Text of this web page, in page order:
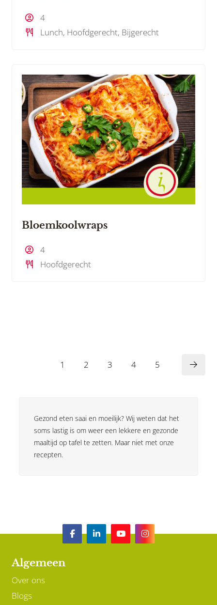
4
Lunch, Hoofdgerecht, Bijgerecht
Bloemkoolwraps
4
Hoofdgerecht
1 2 3 4 5
Gezond eten saai en moeilijk? Wij weten dat het
soms lastig is om weer een lekkere en gezonde
maaltijd op tafel te zetten. Maar niet met onze
recepten.
Algemeen
Over ons
Blogs